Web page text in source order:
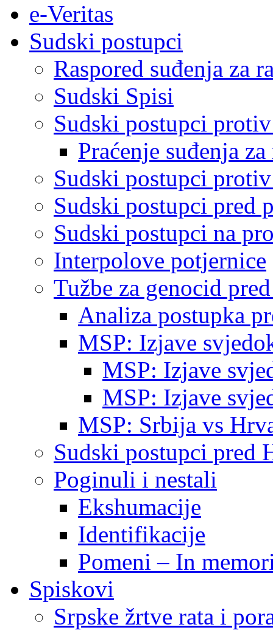
e-Veritas
Sudski postupci
Raspored suđenja za
Sudski Spisi
Sudski postupci
Praćenje suđenja
Sudski postupci
Sudski postupci pred
Sudski postupci na
Interpolove potjernice
Tužbe za genocid
Analiza postupka
MSP: Izjave
MSP: Izjave
MSP: Izjave
MSP: Srbija vs
Sudski postupci pred
Poginuli i nestali
Ekshumacije
Identifikacije
Pomeni – In
Spiskovi
Srpske žrtve rata i